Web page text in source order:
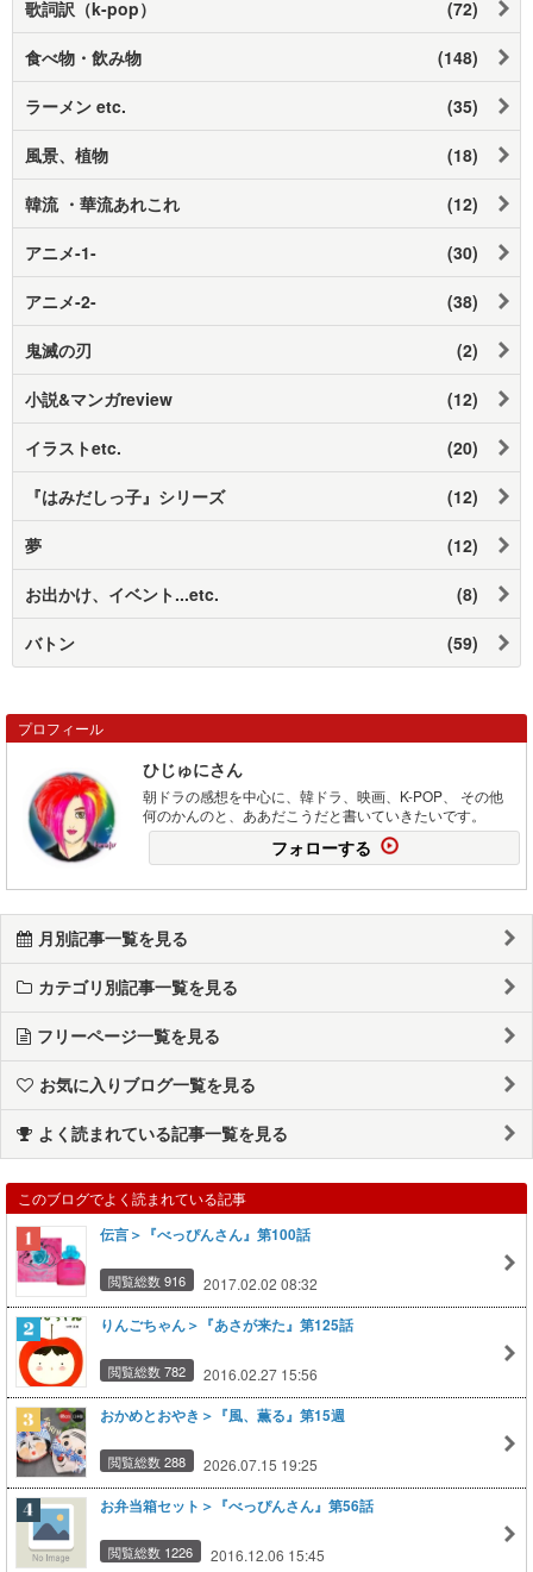
歌詞訳（k-pop） (72)
食べ物・飲み物 (148)
ラーメン etc. (35)
風景、植物 (18)
韓流 ・華流あれこれ (12)
アニメ-1- (30)
アニメ-2- (38)
鬼滅の刃 (2)
小説&マンガreview (12)
イラストetc. (20)
『はみだしっ子』シリーズ (12)
夢 (12)
お出かけ、イベント...etc. (8)
バトン (59)
プロフィール
ひじゅにさん
朝ドラの感想を中心に、韓ドラ、映画、K-POP、 その他
何のかんのと、ああだこうだと書いていきたいです。
フォローする
月別記事一覧を見る
カテゴリ別記事一覧を見る
フリーページ一覧を見る
お気に入りブログ一覧を見る
よく読まれている記事一覧を見る
このブログでよく読まれている記事
伝言＞『べっぴんさん』第100話
閲覧総数 916 2017.02.02 08:32
りんごちゃん＞『あさが来た』第125話
閲覧総数 782 2016.02.27 15:56
おかめとおやき＞『風、薫る』第15週
閲覧総数 288 2026.07.15 19:25
お弁当箱セット＞『べっぴんさん』第56話
閲覧総数 1226 2016.12.06 15:45